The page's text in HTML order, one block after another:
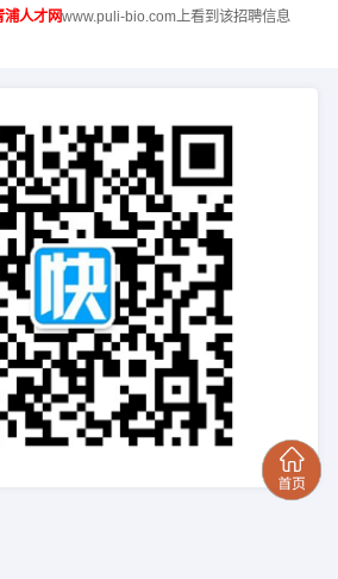
浦人才网www.puli-bio.com上看到该招聘信息